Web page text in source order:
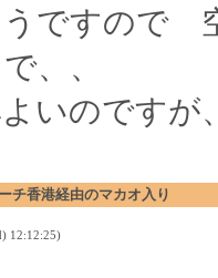
ですので
、、
よいのです
チ香港経由のマカオ入り
12:12:25)